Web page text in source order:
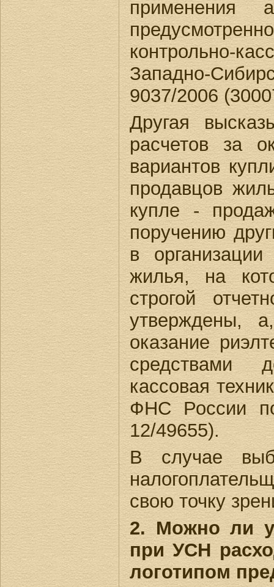
применения
контрольно-
Западно-
9037/2006
Другая
расчетов за
вариантов
продавцов
купле -
поручению
в
жилья, на
строгой
утверждены,
оказание
средствами
кассовая
ФНС России
12/49655).
В случае
свою точку
2. Можно ли
при УСН
логотипом